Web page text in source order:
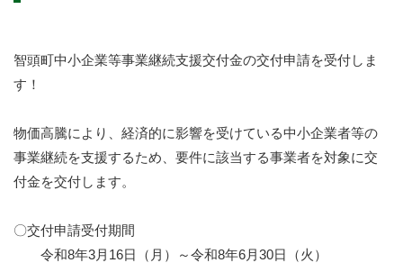
智頭町中小企業等事業継続支援交付金の交付申請を受付しま
す！
物価高騰により、経済的に影響を受けている中小企業者等の
事業継続を支援するため、要件に該当する事業者を対象に交
付金を交付します。
〇交付申請受付期間
令和8年3月16日（月）～令和8年6月30日（火）